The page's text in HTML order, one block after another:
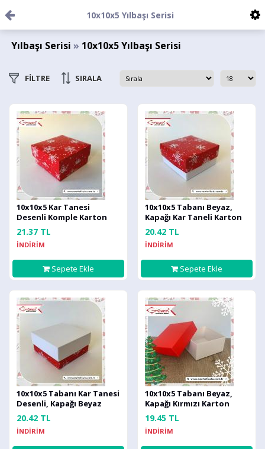
10x10x5 Yılbaşı Serisi
Yılbaşı Serisi » 10x10x5 Yılbaşı Serisi
FİLTRE SIRALA
10x10x5 Kar Tanesi
Desenli Komple Karton
Kutu
21.37 TL
İNDİRİM
Sepete Ekle
10x10x5 Tabanı Beyaz,
Kapağı Kar Taneli Karton
Kutu
20.42 TL
İNDİRİM
Sepete Ekle
10x10x5 Tabanı Kar Tanesi
Desenli, Kapağı Beyaz
Karton Kutu
20.42 TL
İNDİRİM
10x10x5 Tabanı Beyaz,
Kapağı Kırmızı Karton
Kutu
19.45 TL
İNDİRİM